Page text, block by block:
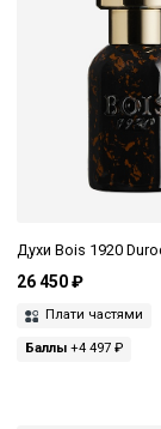
Духи Bois 1920
26 450 ₽
Плати частями
Баллы +4 497 ₽